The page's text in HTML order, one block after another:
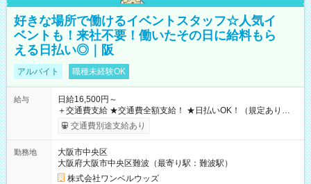
好きな場所で働けるイベントスタッフ☆人気イ
ベントも！来社不要！働いたその日に給料もら
える日払い◎｜阪
アルバイト 職種未経験OK
給与
日給16,500円～
＋交通費支給 ★交通費全額支給！ ★日払いOK！（規定あり） ┗
働いたその日に現金GET♪ お仕事後はコンビニATMから 日払
交通費別途支給あり
勤務地
大阪市中央区
大阪府大阪市中央区難波（最寄り駅：難波駅）
株式会社ワンベルウッズ